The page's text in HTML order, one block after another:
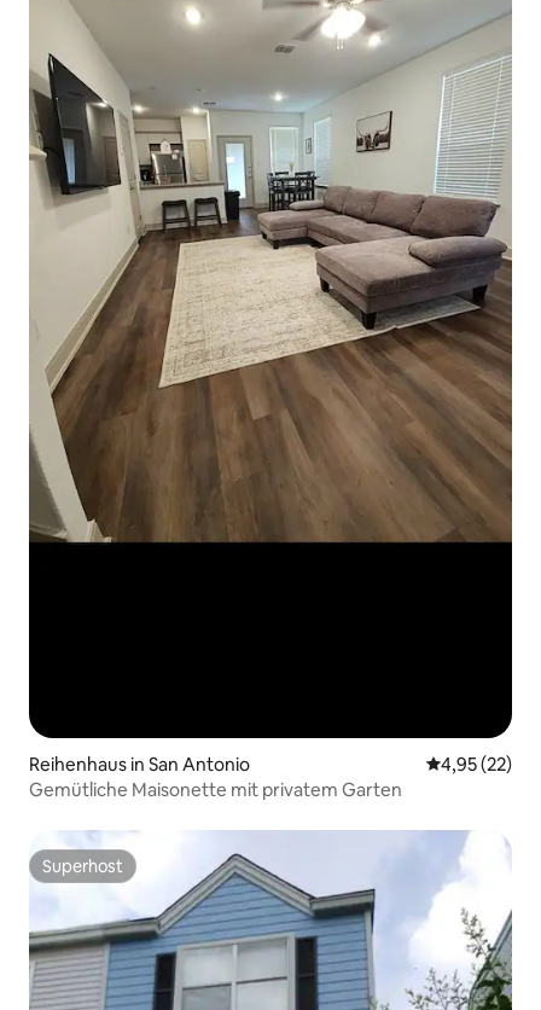
Reihenhaus in San Antonio
4,95 (22)
Gemütliche Maisonette mit privatem Garten
Superhost
Superhost